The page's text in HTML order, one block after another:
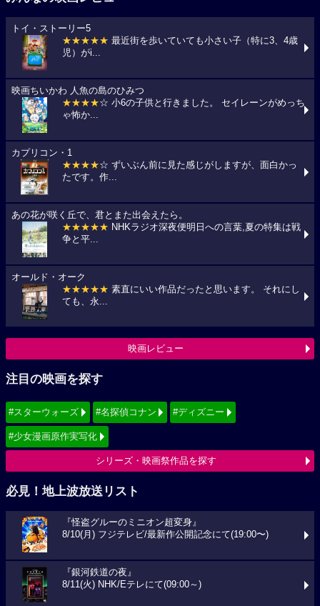
トイ・ストーリー5
★★★★★ 最近街を歩いていても小さい子（特に3、4歳
児）がi...
映画ちいかわ 人魚の島のひみつ
★★★★☆ 小6の子供と行きました。 セイレーンがめっち
ゃ怖か...
カプリコン・1
★★★★☆ ずいぶん前に見た感じがしますが、面白かっ
たです。作...
あの花が咲く丘で、君とまた出会えたら。
★★★★★ NHKラジオ深夜便明日への言葉,夏の特集は戦
争と平...
オールド・オーク
★★★★★ 素直にいい作品だったと思います。 それにし
ても、永...
映画レビュー
注目の映画を探す
#スターウォーズ #名探偵コナン #ディズニー
#少女漫画原作実写化
シリーズ・映画祭作品を探す
必見！地上波放送リスト
『怪盗グルーのミニオン超変身』
8/10(月) フジテレビ/最新作公開記念にて(19:00〜)
『銀河鉄道の夜』
8/11(火) NHK/Eテレにて(09:00～)